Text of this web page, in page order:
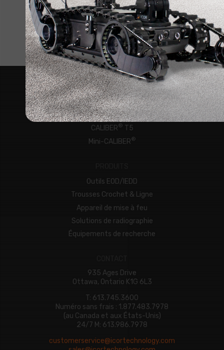
CONNECTEZ-VOUS MAINTENANT
ROBOTS
CALIBER®MK4
MK3 CALIBER®
CALIBER® T5
Mini-CALIBER®
PRODUITS
Outils EOD/IEDD
Trousses Crochet & Ligne
Appareil de mise à feu
Solutions de radiographie
Équipements de recherche
CONTACT
935 Ages Drive
Ottawa, Ontario K1G 6L3
T: 613.745.3600
Numéro sans frais : 1.877.483.7978
(au Canada et aux États-Unis)
24/7 M: 613.986.7978
customerservice@icortechnology.com